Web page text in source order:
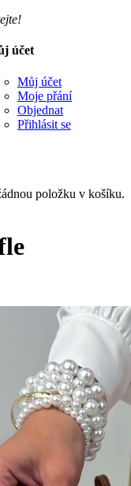
účet
Můj účet
Moje přání
Objednat
Přihlásit se
položku v košíku.